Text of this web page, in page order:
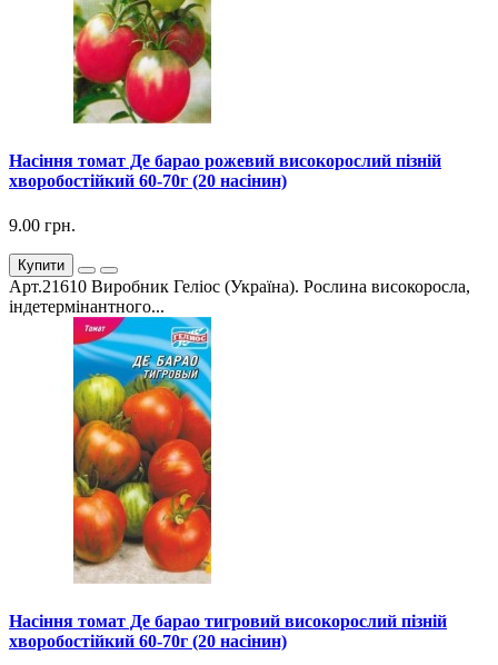
Насіння томат Де барао рожевий високорослий пізній
хворобостійкий 60-70г (20 насінин)
9.00 грн.
Купити
Арт.21610 Виробник Геліос (Україна). Рослина високоросла,
індетермінантного...
Насіння томат Де барао тигровий високорослий пізній
хворобостійкий 60-70г (20 насінин)